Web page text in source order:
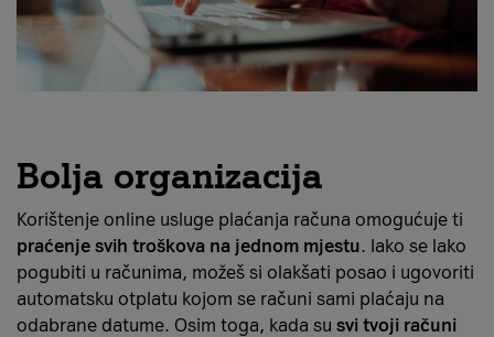
Bolja organizacija
Korištenje online usluge plaćanja računa omogućuje ti
praćenje svih troškova na jednom mjestu. Iako se lako
pogubiti u računima, možeš si olakšati posao i ugovoriti
automatsku otplatu kojom se računi sami plaćaju na
odabrane datume. Osim toga, kada su svi tvoji računi